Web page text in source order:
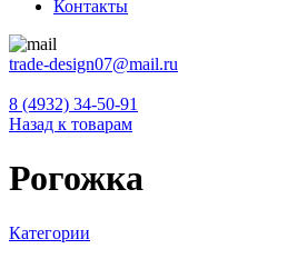
Контакты
trade-design07@mail.ru
8 (4932) 34-50-91
Назад к товарам
Рогожка
Категории